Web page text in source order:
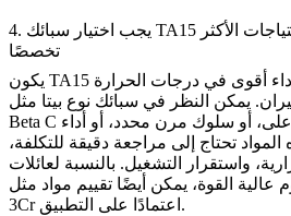
4. يجب اختيار سبائك TA15 وسبائك نوع بيتا للاحتياجات الأكثر
تخصصًا
يكون TA15 ذا صلة عند الحاجة إلى أداء أقوى في درجات الحرارة
يمكن النظر في سبائك نوع بيتا مثل
Beta C عند الحاجة إلى قوة أعلى، أو سلوك مرن محدد، أو أداء
تحتاج إلى مراجعة دقيقة للتكلفة،
واستقرار التشغيل. بالنسبة لعائلات
3Cr
اعتمادًا على التطبيق.